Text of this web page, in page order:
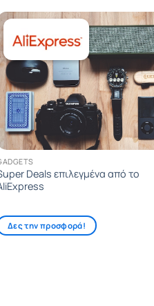
Deals επιλεγμένα από το
Δες την προσφορά!